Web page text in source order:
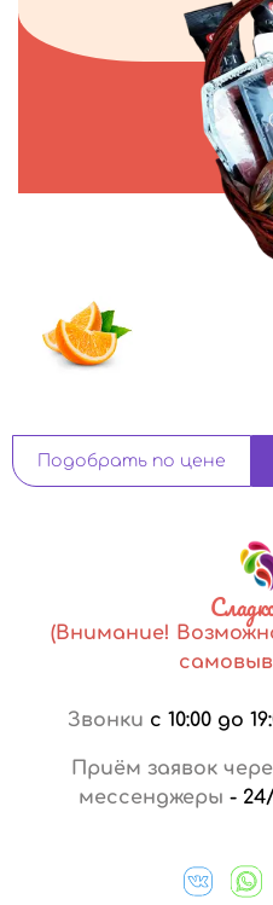
Подобрать по цене
(Внимание!
Звонки с 10:00 до
Приём заявок
мессенджеры -